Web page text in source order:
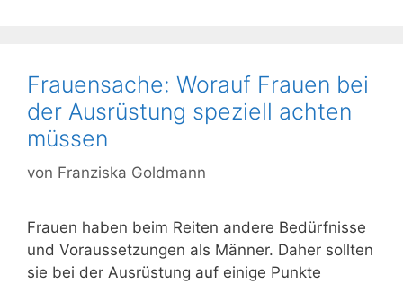
Frauensache: Worauf Frauen bei
der Ausrüstung speziell achten
müssen
von Franziska Goldmann
Frauen haben beim Reiten andere Bedürfnisse
und Voraussetzungen als Männer. Daher sollten
sie bei der Ausrüstung auf einige Punkte